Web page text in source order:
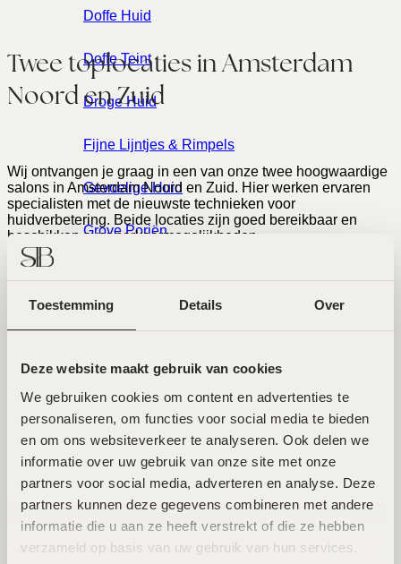
Toestemming Details Over
Deze website maakt gebruik van cookies
We gebruiken cookies om content en advertenties te
personaliseren, om functies voor social media te bieden
en om ons websiteverkeer te analyseren. Ook delen we
informatie over uw gebruik van onze site met onze
partners voor social media, adverteren en analyse. Deze
partners kunnen deze gegevens combineren met andere
informatie die u aan ze heeft verstrekt of die ze hebben
verzameld op basis van uw gebruik van hun services.
Doffe Huid
Doffe Teint
Droge Huid
Fijne Lijntjes & Rimpels
Gevoelige Huid
Grove Poriën
Pigmentvlekken
Roodheden
Rosacea
Volume Verlies & Verslapping
Wallen
Twee toplocaties in Amsterdam
Noord en Zuid
Wij ontvangen je graag in een van onze twee hoogwaardige
salons in Amsterdam Noord en Zuid. Hier werken ervaren
specialisten met de nieuwste technieken voor
huidverbetering. Beide locaties zijn goed bereikbaar en
beschikken over parkeermogelijkheden.
AFSPRAAK MAKEN